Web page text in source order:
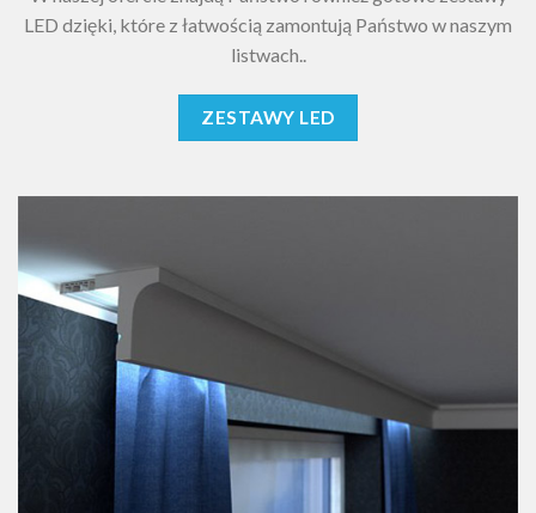
LED dzięki, które z łatwością zamontują Państwo w naszym
listwach..
ZESTAWY LED